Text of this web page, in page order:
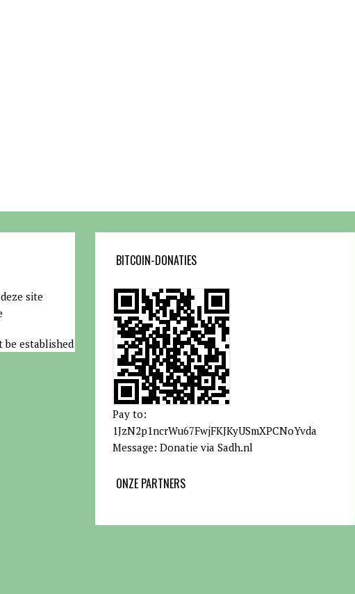
site
established
BITCOIN-DONATIES
Pay to:
1JzN2p1ncrWu67FwjFKJKyUSmXPCNoYvda
Message: Donatie via Sadh.nl
ONZE PARTNERS